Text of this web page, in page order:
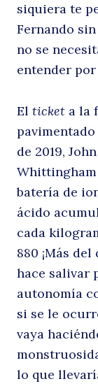
siquiera te
Fernando
no se
entender
El ticket a la
de 2019,
Whittingham
batería de
ácido
cada
880 ¡Más
hace salivar
autonomía
si se le
vaya
lo que